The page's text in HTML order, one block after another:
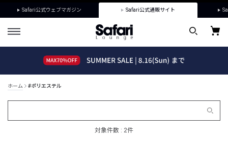
Safari公式ウェブマガジン Safari公式通販サイト
ホーム #ポリエステル
対象件数 : 2件